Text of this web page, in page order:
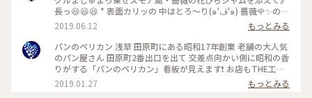
長っ😆😆😆 * 表面カリッの 中はとろ〜り(๑'ڤ'๑) 薔薇🌹✨の花
びらジャムがアクセント❣️ * 🍞ペリカンの食パンは どんな食べ
方をしても 美味しいですよね😻 大好き💕 * ☔️🐌梅雨の時期 ち
ょっと肌寒い日に あったかいトーストいかがでしょうか(๑´ㅂ
`๑) * #パンが好き #ペリカン #食パン #パン #アレンジトース
ト
2019.06.12
もっとみる
パンのペリカン 浅草 田原町にある昭和17年創業 老舗の大人気
のパン屋さん 田原町2番出口を出て 交差点向かい側に昭和の香
りがする「パンのペリカン」看板が見えます❗️ お店もTHE工場
直結❗️昭和な感じです。またこれも味がある雰囲気。ひっきり
なしにお客さんが来ます。 電話して予約注文して、ロールパン
2019.01.27 もっとみる